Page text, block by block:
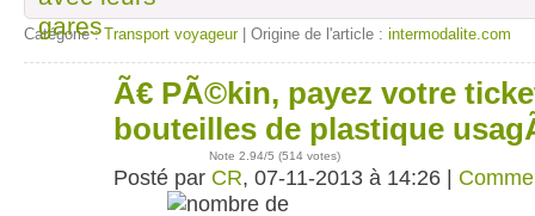
Catégorie :Transport voyageur| Origine de l'article : intermodalite.com
Ã€ PÃ©kin, payez votre
bouteilles de plastique
Note 2.94/5 (514 votes)
Posté par CR, 07-11-2013 à 14:26 |